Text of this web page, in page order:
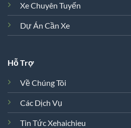
Xe Chuyên Tuyến
Dự Án Cần Xe
Hỗ Trợ
Về Chúng Tôi
Các Dịch Vụ
Tin Tức Xehaichieu